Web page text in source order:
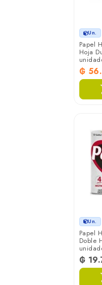
Un.
Papel
Hoja
₲
Un.
Papel
Doble
₲